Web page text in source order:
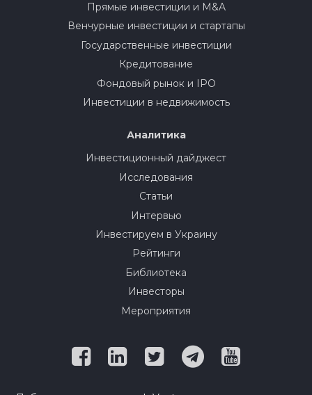
Прямые инвестиции и M&A
Венчурные инвестиции и стартапы
Государственные инвестиции
Кредитование
Фондовый рынок и IPO
Инвестиции в недвижимость
Аналитика
Инвестиционный дайджест
Исследования
Статьи
Интервью
Инвестируем в Украину
Рейтинги
Библиотека
Инвесторы
Мероприятия